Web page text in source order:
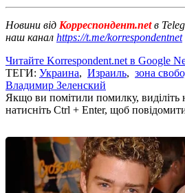
Новини від Корреспондент.netв
наш канал https://t.me/korrespondentnet
Читайте Korrespondent.net в Google
ТЕГИ: Украина, Израиль, зона
Владимир Зеленский
Якщо ви помітили помилку, виділіть
натисніть Ctrl + Enter, щоб